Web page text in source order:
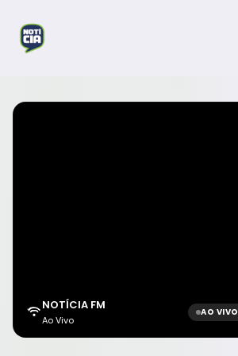
NOTÍCIA FM
Ao Vivo
AO VIVO